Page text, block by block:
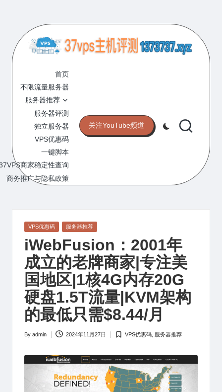
content
7
V
P
S
主
机
评
的
VPS
网
站
首页
不限流量服务器
服务器推荐
服务器评测
独立服务器
VPS优惠码
一键脚本
商家稳定性查询
商务推广与隐私政策
关注YouTube频道
Posted
VPS优惠码 服务器推荐
iWebFusion：2001年
成立的老牌商家|专注美
国地区|1核4G内存20G
硬盘1.5T流量|KVM架构
的最低只需$8.44/月
Posted
By admin 2024年11月27日
Posted
VPS优惠码 服务器推荐